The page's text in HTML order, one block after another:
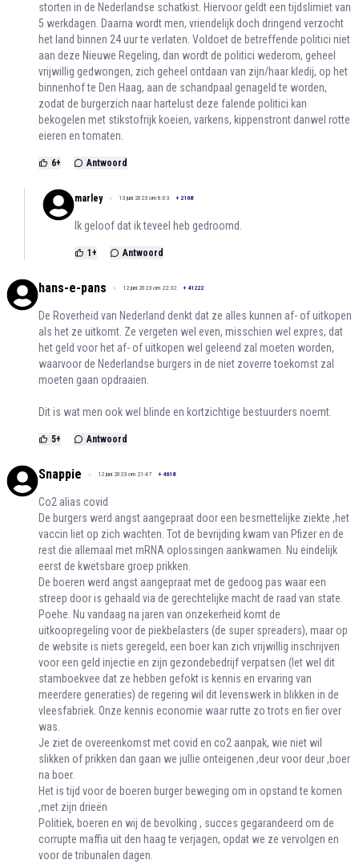
storten in de Nederlandse schatkist. Hiervoor geldt een tijdslimiet van
5 werkdagen. Daarna wordt men, vriendelijk doch dringend verzocht
het land binnen 24 uur te verlaten. Voldoet de betreffende politici niet
aan deze Nieuwe Regeling, dan wordt de politici wederom, geheel
vrijwillig gedwongen, zich geheel ontdaan van zijn/haar kledij, op het
binnenhof te Den Haag, aan de schandpaal genageld te worden,
zodat de burgerzich naar hartelust deze falende politici kan
bekogelen met stikstofrijk koeien, varkens, kippenstront danwel rotte
eieren en tomaten.
6+ Antwoord
marley 13 juni 2023 om 8:03 + 2168
Ik geloof dat ik teveel heb gedroomd.
1 + Antwoord
hans-e-pans 12 juni 2023 om 22:32 + 41222
De Roverheid van Nederland denkt dat ze alles kunnen af- of uitkopen
als het ze uitkomt. Ze vergeten wel even, misschien wel expres, dat
het geld voor het af- of uitkopen wel geleend zal moeten worden,
waarvoor de Nederlandse burgers in de niet zoverre toekomst zal
moeten gaan opdraaien.
Dit is wat men ook wel blinde en kortzichtige bestuurders noemt.
5+ Antwoord
Snappie 12 juni 2023 om 21:47 + 4618
Co2 alias covid
De burgers werd angst aangepraat door een besmettelijke ziekte ,het
vaccin liet op zich wachten. Tot de bevrijding kwam van Pfizer en de
rest die allemaal met mRNA oplossingen aankwamen. Nu eindelijk
eerst de kwetsbare groep prikken.
De boeren werd angst aangepraat met de gedoog pas waar een
streep door is gehaald via de gerechtelijke macht de raad van state.
Poehe. Nu vandaag na jaren van onzekerheid komt de
uitkoopregeling voor de piekbelasters (de super spreaders), maar op
de website is niets geregeld, een boer kan zich vrijwillig inschrijven
voor een geld injectie en zijn gezondebedrijf verpatsen (let wel dit
stamboekvee dat ze hebben gefokt is kennis en ervaring van
meerdere generaties) de regering wil dit levenswerk in blikken in de
vleesfabriek. Onze kennis economie waar rutte zo trots en fier over
was.
Je ziet de overeenkomst met covid en co2 aanpak, wie niet wil
slikken of prikken dan gaan we jullie onteigenen ,deur voor deur ,boer
na boer.
Het is tijd voor de boeren burger beweging om in opstand te komen
,met zijn drieën
Politiek, boeren en wij de bevolking , succes gegarandeerd om de
corrupte maffia uit den haag te verjagen, opdat we ze vervolgen en
voor de tribunalen dagen.